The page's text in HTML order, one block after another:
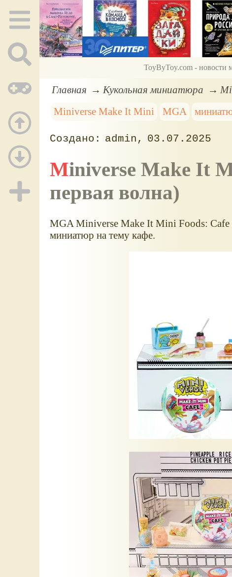
ToyByToy.com - новости
Главная Кукольная миниатюра
Miniverse Make It Mini
MGA
admin 03.07.2025
Miniverse Make It Mini Foods: Кафе (серия 5,
первая волна)
MGA Miniverse Make It Mini Foods: Cafe
миниатюр на тему кафе.